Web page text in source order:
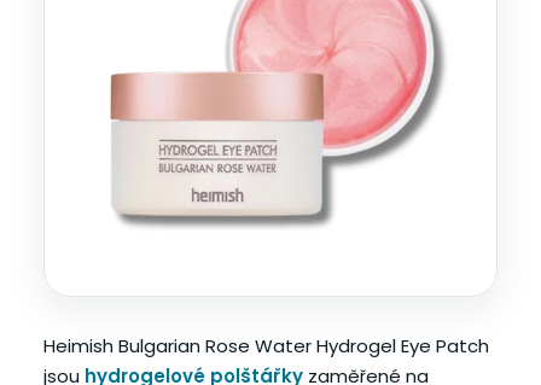
Heimish Bulgarian Rose Water Hydrogel Eye Patch
jsou hydrogelové polštářky zaměřené na